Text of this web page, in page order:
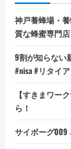
神戸養蜂場・
質な蜂蜜専門
9割が知らない
#nisa #リタイア
【すきまワー
ら！
サイボーグ009